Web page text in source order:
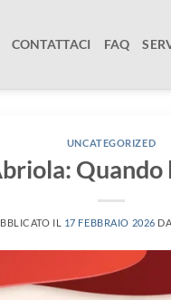
CONTATTACI FAQ
UNCATEGORIZED
Quando
IL 17 FEBBRAIO 2026 DA